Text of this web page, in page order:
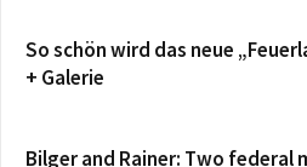
So schön wird das neue
+ Galerie
Bilger and Rainer: Two federal